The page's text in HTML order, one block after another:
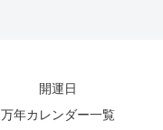
開運日
万年カレンダー一覧